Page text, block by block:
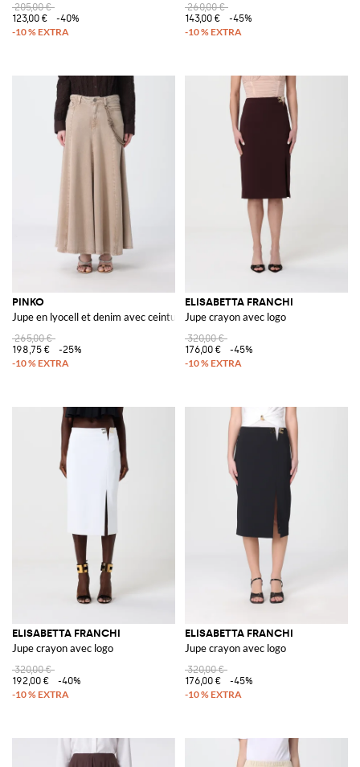
205,00 €
123,00 €
-40%
260,00 €
143,00 €
-45%
PINKO
Jupe en lyocell et denim avec ceinture bijou
265,00 €
198,75 €
-25%
ELISABETTA FRANCHI
Jupe crayon avec logo
320,00 €
176,00 €
-45%
ELISABETTA FRANCHI
Jupe crayon avec logo
320,00 €
192,00 €
-40%
ELISABETTA FRANCHI
Jupe crayon avec logo
320,00 €
176,00 €
-45%